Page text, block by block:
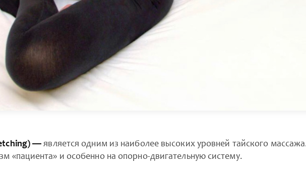
—является одним из наиболее высоких уровней тайского
«пациента» и особенно на опорно-двигательную систему.